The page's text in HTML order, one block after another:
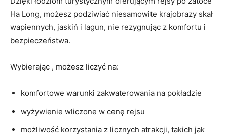
Ha Long, możesz podziwiać niesamowite ​krajobrazy skał
wapiennych, jaskiń i lagun, nie rezygnując z komfortu i
⁣bezpieczeństwa.
Wybierając , możesz​ liczyć na:
komfortowe warunki zakwaterowania na pokładzie
wyżywienie wliczone‌ w cenę rejsu
możliwość korzystania z licznych atrakcji, ⁢takich ‍jak